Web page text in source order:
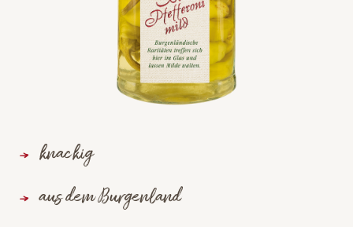
knackig
aus dem Burgenland